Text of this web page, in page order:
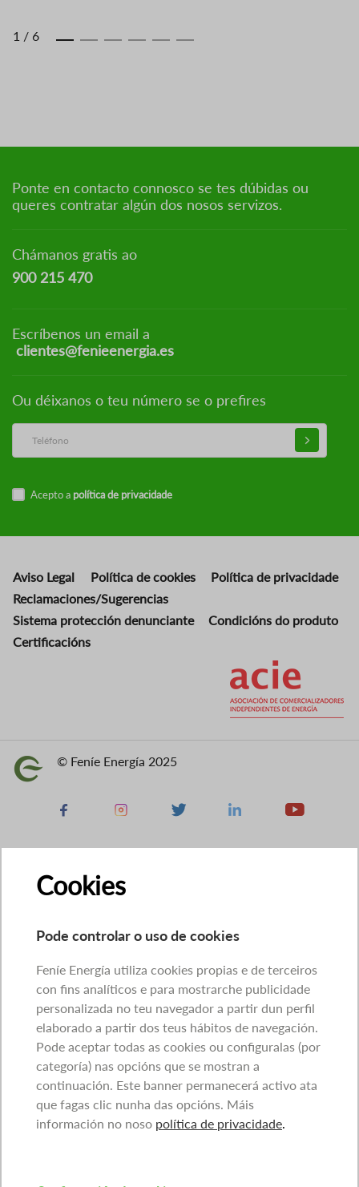
1 / 6
Ponte en contacto connosco se tes dúbidas ou
queres contratar algún dos nosos servizos.
Chámanos gratis ao
900 215 470
Escríbenos un email a
clientes@fenieenergia.es
Ou déixanos o teu número se o prefires
Acepto a política de privacidade
Aviso Legal Política de cookies
Política de privacidade
Reclamaciones/Sugerencias
Sistema protección denunciante
Condicións do produto
Certificacións
Imaxe © Feníe Energía 2025
Facebook Instagram X Linkedin Youtube
Cookies
Pode controlar o uso de cookies
Feníe Energía utiliza cookies propias e de terceiros
con fins analíticos e para mostrarche publicidade
personalizada no teu navegador a partir dun perfil
elaborado a partir dos teus hábitos de navegación.
Pode aceptar todas as cookies ou configuralas (por
categoría) nas opcións que se mostran a
continuación. Este banner permanecerá activo ata
que fagas clic nunha das opcións. Máis
información no noso política de privacidade.